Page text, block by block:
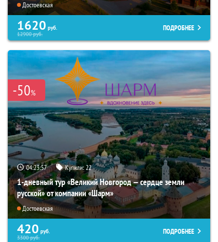
Достоевская
1620 руб.
12900руб.
ПОДРОБНЕЕ
-50%
04:23:56 Купили:22
1-дневный тур «Великий Новгород — сердце земли
русской» от компании «Шарм»
Достоевская
420 руб.
3300руб.
ПОДРОБНЕЕ